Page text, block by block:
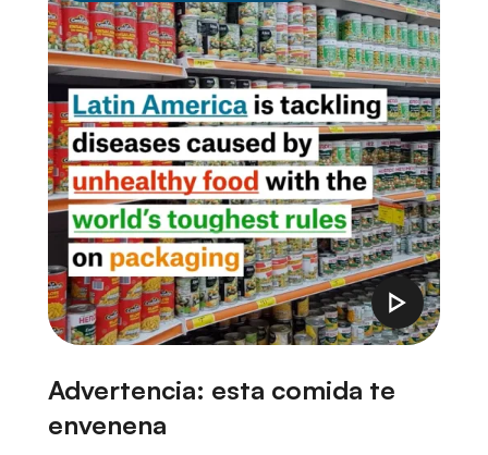
Advertencia: esta comida te
envenena